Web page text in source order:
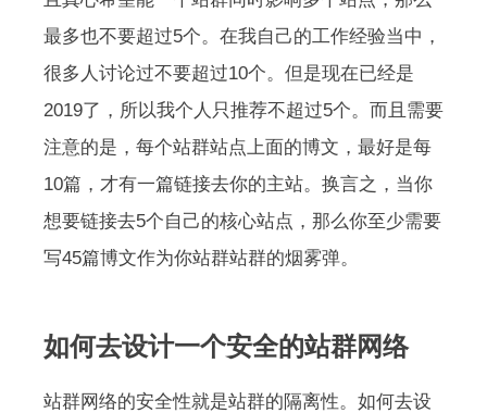
最多也不要超过5个。在我自己的工作经验当中，
很多人讨论过不要超过10个。但是现在已经是
2019了，所以我个人只推荐不超过5个。而且需要
注意的是，每个站群站点上面的博文，最好是每
10篇，才有一篇链接去你的主站。换言之，当你
想要链接去5个自己的核心站点，那么你至少需要
写45篇博文作为你站群站群的烟雾弹。
如何去设计一个安全的站群网络
站群网络的安全性就是站群的隔离性。如何去设